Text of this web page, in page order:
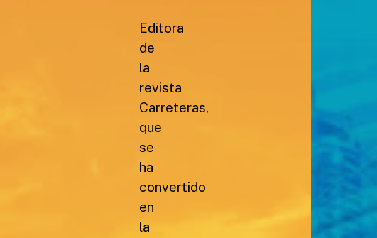
Editora
de
la
revista
Carreteras,
que
se
ha
convertido
en
la